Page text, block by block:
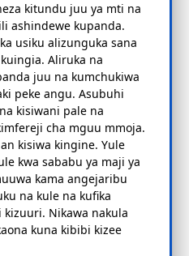
kitundu juu ya mti na
ashindewe kupanda.
usiku alizunguka sana
Aliruka na
juu na kumchukiwa
peke angu. Asubuhi
kisiwani pale na
cha mguu mmoja.
kisiwa kingine. Yule
kwa sababu ya maji ya
kama angejaribu
na kule na kufika
Nikawa nakula
kuna kibibi kizee